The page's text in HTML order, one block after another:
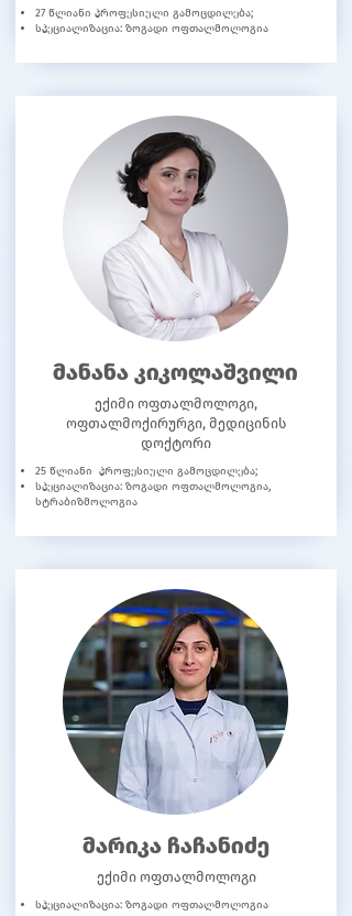
27 წლიანი პროფესიული გამოცდილება;
სპეციალიზაცია: ზოგადი ოფთალმოლოგია
მანანა კიკოლაშვილი
ექიმი ოფთალმოლოგი,
ოფთალმოქირურგი, მედიცინის
დოქტორი
25 წლიანი პროფესიული გამოცდილება;
სპეციალიზაცია: ზოგადი ოფთალმოლოგია,
სტრაბიზმოლოგია
მარიკა ჩაჩანიძე
ექიმი ოფთალმოლოგი
სპეციალიზაცია: ზოგადი ოფთალმოლოგია